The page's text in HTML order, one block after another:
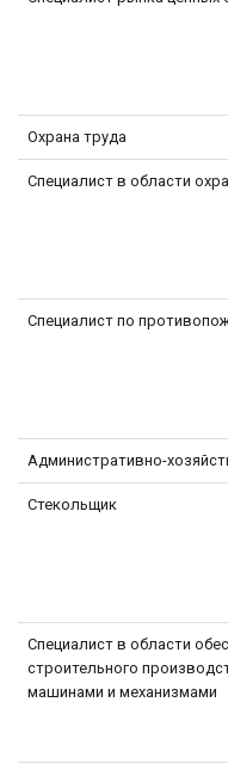
Охрана труда
Специалист в области
Специалист по
Административно-
Стекольщик
Специалист в области
строительного
машинами и механизмами